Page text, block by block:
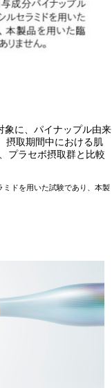
象に、パイナップル由来
摂取期間中における肌
プラセボ摂取群と比較
ドを用いた試験であり、本製